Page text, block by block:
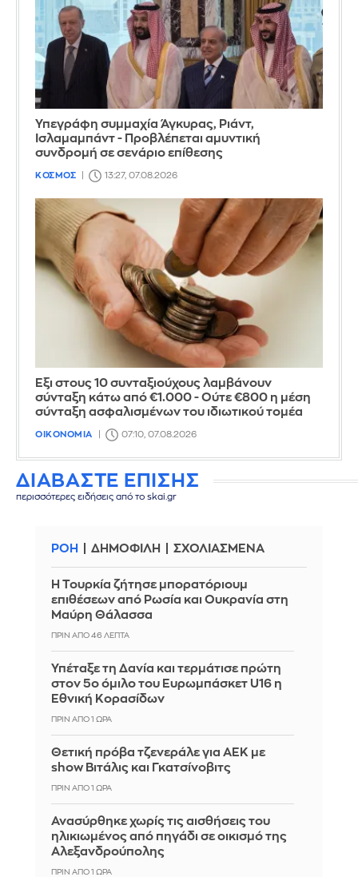
Υπεγράφη συμμαχία Άγκυρας, Ριάντ,
Ισλαμαμπάντ - Προβλέπεται αμυντική
συνδρομή σε σενάριο επίθεσης
ΚΟΣΜΟΣ 13:27, 07.08.2026
Έξι στους 10 συνταξιούχους λαμβάνουν
σύνταξη κάτω από €1.000 - Ούτε €800 η μέση
σύνταξη ασφαλισμένων του ιδιωτικού τομέα
ΟΙΚΟΝΟΜΙΑ 07:10, 07.08.2026
ΔΙΑΒΑΣΤΕ ΕΠΙΣΗΣ
περισσότερες ειδήσεις από το skai.gr
ΡΟΗ ΔΗΜΟΦΙΛΗ ΣΧΟΛΙΑΣΜΕΝΑ
Η Τουρκία ζήτησε μπορατόριουμ
επιθέσεων από Ρωσία και Ουκρανία στη
Μαύρη Θάλασσα
ΠΡΙΝ ΑΠΌ 46 ΛΕΠΤΆ
Υπέταξε τη Δανία και τερμάτισε πρώτη
στον 5ο όμιλο του Ευρωμπάσκετ U16 η
Εθνική Κορασίδων
ΠΡΙΝ ΑΠΌ 1 ΏΡΑ
Θετική πρόβα τζενεράλε για ΑΕΚ με
show Βιτάλις και Γκατσίνοβιτς
ΠΡΙΝ ΑΠΌ 1 ΏΡΑ
Ανασύρθηκε χωρίς τις αισθήσεις του
ηλικιωμένος από πηγάδι σε οικισμό της
Αλεξανδρούπολης
ΠΡΙΝ ΑΠΌ 1 ΏΡΑ